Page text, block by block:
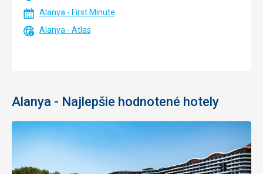
Alanya - First Minute
Alanya - Atlas
Alanya - Najlepšie hodnotené hotely